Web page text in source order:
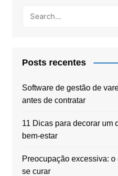
Posts recentes
Software de gestão de
antes de contratar
11 Dicas para decorar um
bem-estar
Preocupação excessiva:
se curar